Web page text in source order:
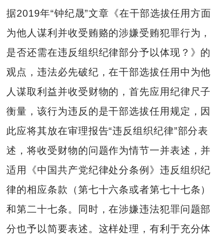
据2019年“钟纪晟”文章《在干部选拔任用方面
为他人谋利并收受贿赂的涉嫌受贿犯罪行为，
是否还需在违反组织纪律部分予以体现？》的
观点，违法必先破纪，在干部选拔任用中为他
人谋取利益并收受财物的，首先应用纪律尺子
衡量，该行为违反的是干部选拔任用规定，因
此应将其放在审理报告“违反组织纪律”部分表
述，将收受财物的问题作为情节一并表述，并
适用《中国共产党纪律处分条例》违反组织纪
律的相应条款（第七十六条或者第七十七条）
和第二十七条。同时，在涉嫌违法犯罪问题部
分也予以简要表述。这样处理，有利于充分体